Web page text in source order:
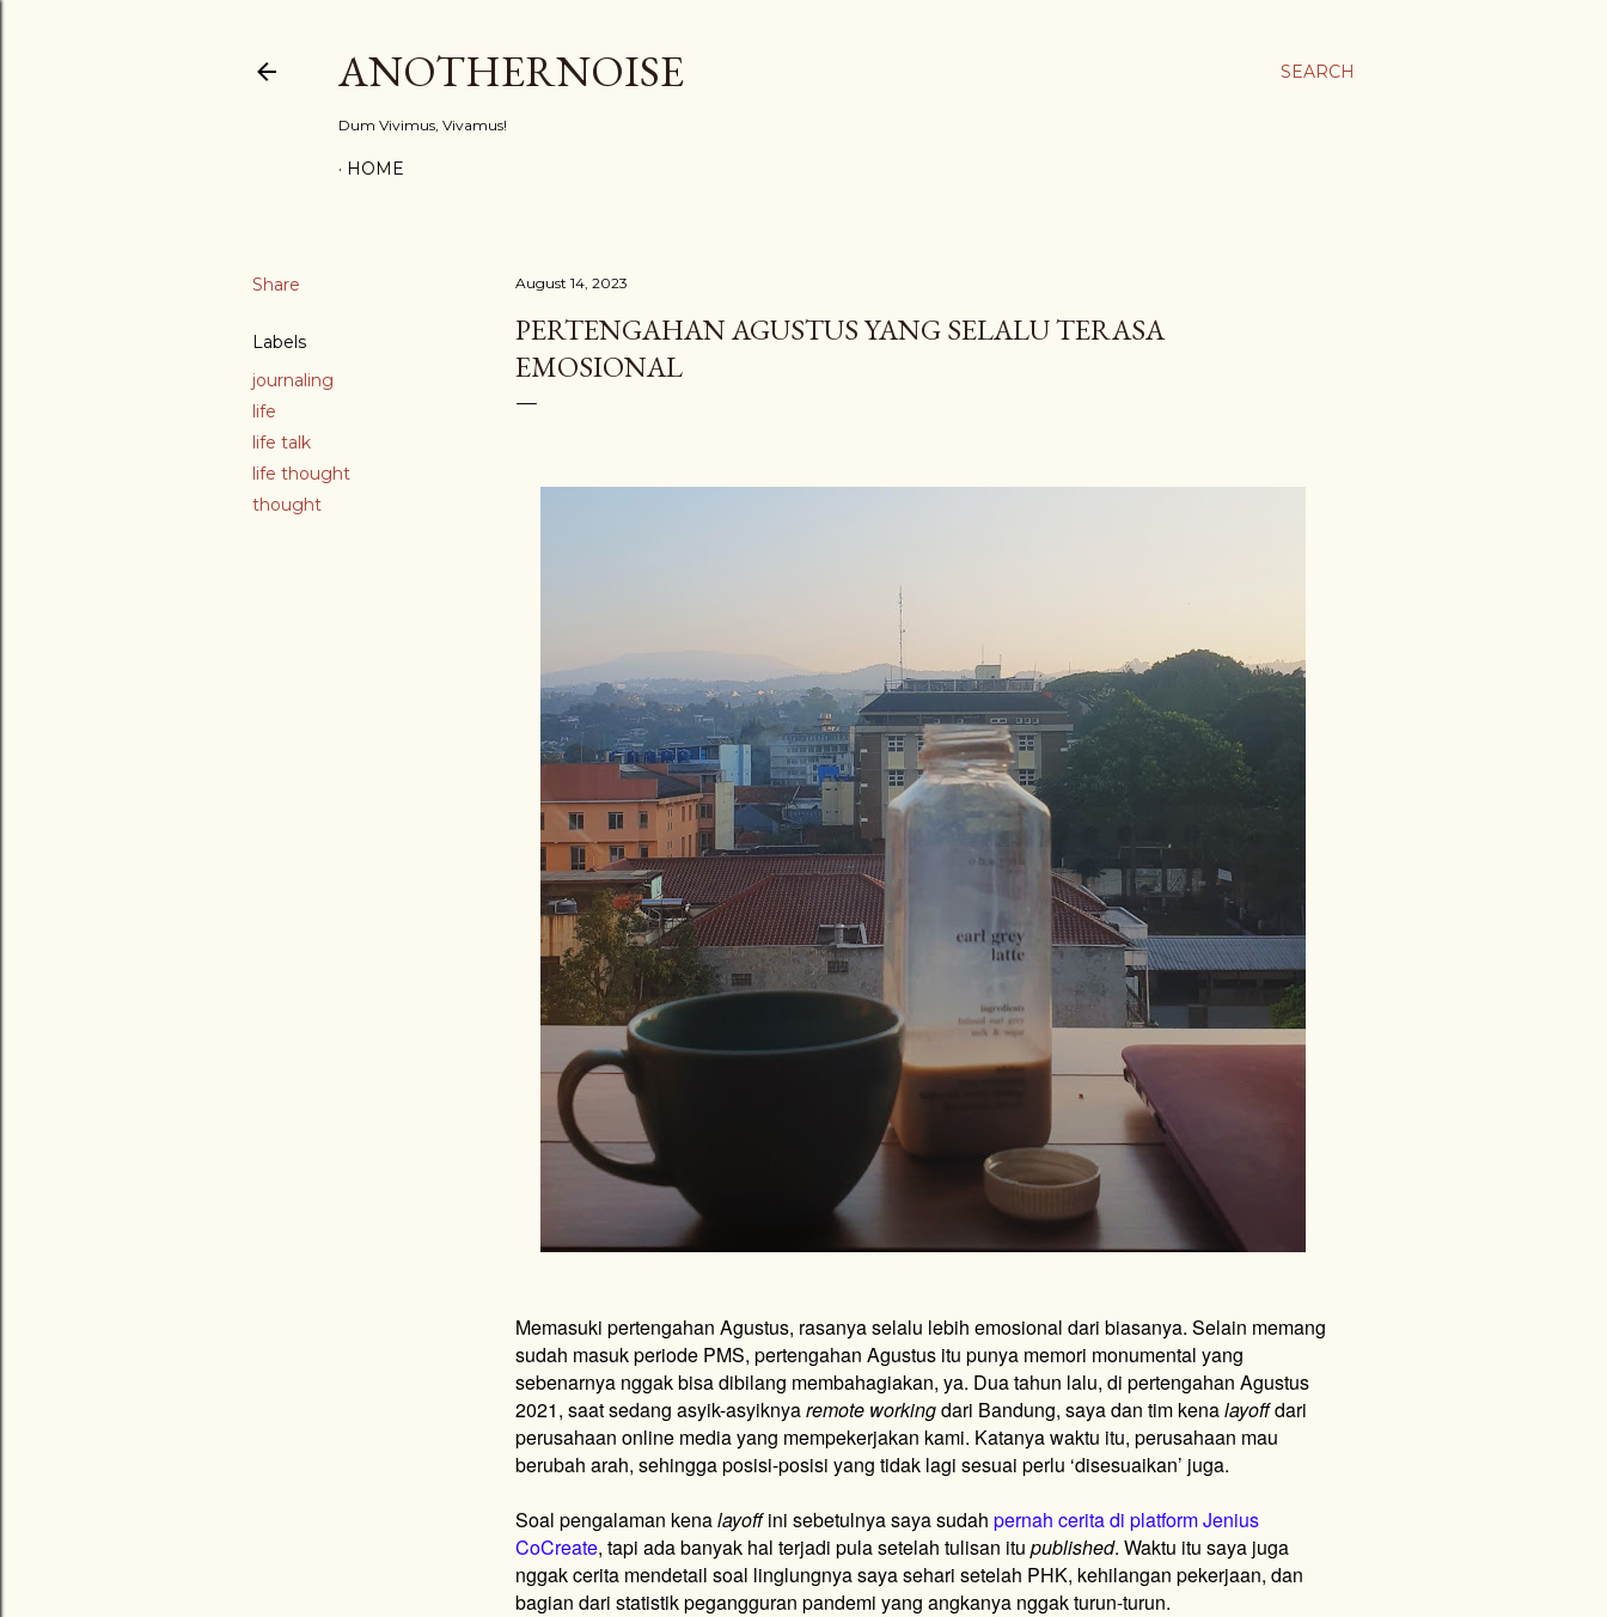
SEARCH
ANOTHERNOISE
Dum Vivimus, Vivamus!
HOME
Share
Labels
journaling
life
life talk
life thought
thought
August 14, 2023
PERTENGAHAN AGUSTUS YANG SELALU TERASA
EMOSIONAL
Memasuki pertengahan Agustus, rasanya selalu lebih emosional dari biasanya. Selain memang
sudah masuk periode PMS, pertengahan Agustus itu punya memori monumental yang
sebenarnya nggak bisa dibilang membahagiakan, ya. Dua tahun lalu, di pertengahan Agustus
2021, saat sedang asyik-asyiknyaremote workingdari Bandung, saya dan tim kenalayoffdari
perusahaan online media yang mempekerjakan kami. Katanya waktu itu, perusahaan mau
berubah arah, sehingga posisi-posisi yang tidak lagi sesuai perlu ‘disesuaikan’ juga.
Soal pengalaman kenalayoffini sebetulnya saya sudah pernah cerita di platform Jenius
CoCreate, tapi ada banyak hal terjadi pula setelah tulisan itu published. Waktu itu saya juga
nggak cerita mendetail soal linglungnya saya sehari setelah PHK, kehilangan pekerjaan, dan
bagian dari statistik pegangguran pandemi yang angkanya nggak turun-turun.